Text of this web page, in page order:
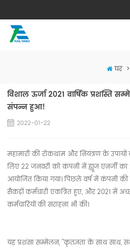
घर >
विशाल ऊर्जा 2021 वार्षिक प्रशस्ति
संपन्न हुआ!
2022-01-22
महामारी की रोकथाम और नियंत्रण के
लिए 22 जनवरी को कंपनी में ह्यूज एनर्जी का
आयोजित किया गया। पिछले वर्ष में कंपनी
सैकड़ों कर्मचारी एकत्रित हुए, और 2021 में
कर्मचारियों की सराहना भी की।
यह प्रशंसा सम्मेलन, "कृतज्ञता के साथ साथ,